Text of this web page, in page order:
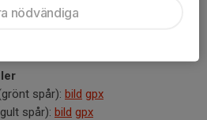
- tiden från passering av
spår): bild gpx
spår): bild gpx
nödvändiga